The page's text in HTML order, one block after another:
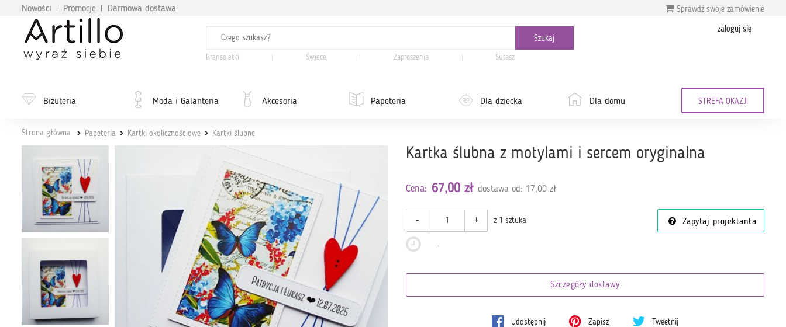
Nowości Promocje Darmowa dostawa Sprawdź swoje zamówienie
Bransoletki Świece Zaproszenia Sutasz
zaloguj się
Biżuteria Moda i Galanteria Akcesoria Papeteria Dla dziecka Dla domu STREFA OKAZJI
Strona główna Papeteria Kartki okolicznościowe Kartki ślubne
Kartka ślubna z motylami i sercem oryginalna
Cena: 67,00 zł dostawa od: 17,00 zł
- + z 1 sztuka Zapytaj projektanta
Szczegóły dostawy
Udostępnij Zapisz Tweetnij